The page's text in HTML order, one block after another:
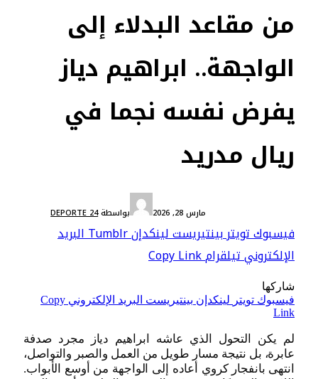
من مقاعد البدلاء إلى
الواجهة.. ابراهيم دياز
يفرض نفسه نجما في
ريال مدريد
مارس 28, 2026 بواسطةDEPORTE 24
فيسبوكتويتربينتيريستلينكدإنTumblrالبريد
الإلكترونيتيلقرامCopy Link
شاركها
فيسبوك تويتر لينكدإن بينتيريست البريد الإلكتروني Copy
Link
لم يكن التحول الذي عاشه ابراهيم دياز مجرد صدفة
عابرة، بل نتيجة مسار طويل من العمل والصبر والتواصل،
انتهى بانفجار كروي أعاده إلى الواجهة من أوسع الأبواب.